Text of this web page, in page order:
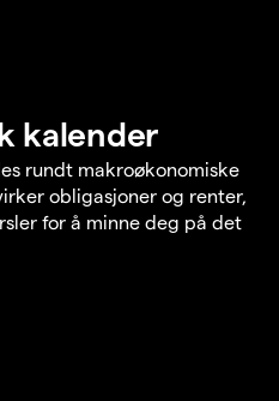
kalender
rundt makroøkonomiske
obligasjoner og renter,
for å minne deg på det